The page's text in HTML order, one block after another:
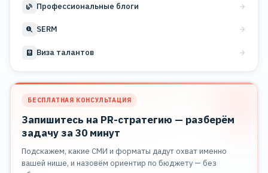
Профессиональные блоги
SERM
Виза талантов
БЕСПЛАТНАЯ КОНСУЛЬТАЦИЯ
Запишитесь на PR-стратегию — разберём
задачу за 30 минут
Подскажем, какие СМИ и форматы дадут охват именно
вашей нише, и назовём ориентир по бюджету — без